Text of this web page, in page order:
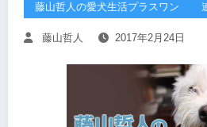
藤山哲人の愛犬生活プラスワン
藤山哲人 2017年2月24日